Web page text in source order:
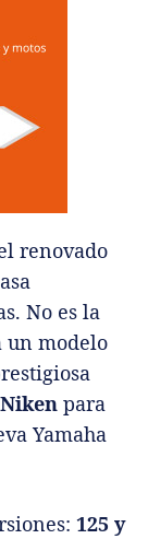
renovado
No es la
un modelo
para
Yamaha
125 y